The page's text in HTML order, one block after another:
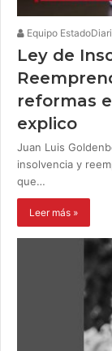
Equipo
Ley de
reformas
explico
Juan Luis
insolvencia y
que…
Leer más »